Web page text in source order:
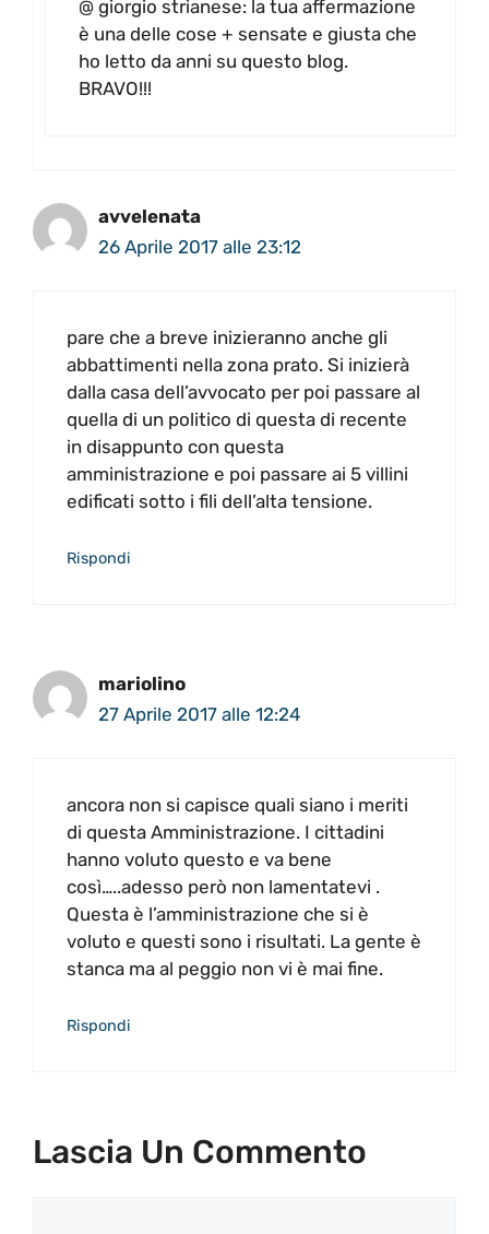
@ giorgio strianese: la tua affermazione
è una delle cose + sensate e giusta che
ho letto da anni su questo blog.
BRAVO!!!
avvelenata
26 Aprile 2017 alle 23:12
pare che a breve inizieranno anche gli
abbattimenti nella zona prato. Si inizierà
dalla casa dell’avvocato per poi passare al
quella di un politico di questa di recente
in disappunto con questa
amministrazione e poi passare ai 5 villini
edificati sotto i fili dell’alta tensione.
Rispondi
mariolino
27 Aprile 2017 alle 12:24
ancora non si capisce quali siano i meriti
di questa Amministrazione. I cittadini
hanno voluto questo e va bene
così…..adesso però non lamentatevi .
Questa è l’amministrazione che si è
voluto e questi sono i risultati. La gente è
stanca ma al peggio non vi è mai fine.
Rispondi
Lascia Un Commento